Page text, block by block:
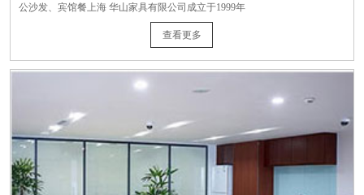
公沙发、宾馆餐上海 华山家具有限公司成立于1999年
查看更多